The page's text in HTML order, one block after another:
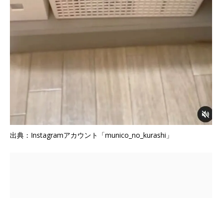
出典：Instagramアカウント「munico_no_kurashi」